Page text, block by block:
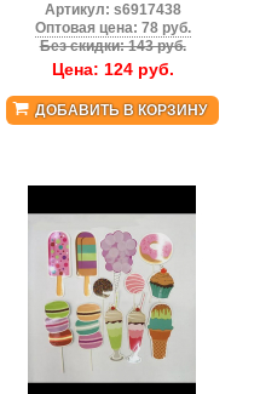
Артикул: s6917438
Оптовая цена: 78 руб.
Без скидки: 143 руб.
Цена: 124руб.
ДОБАВИТЬ В КОРЗИНУ